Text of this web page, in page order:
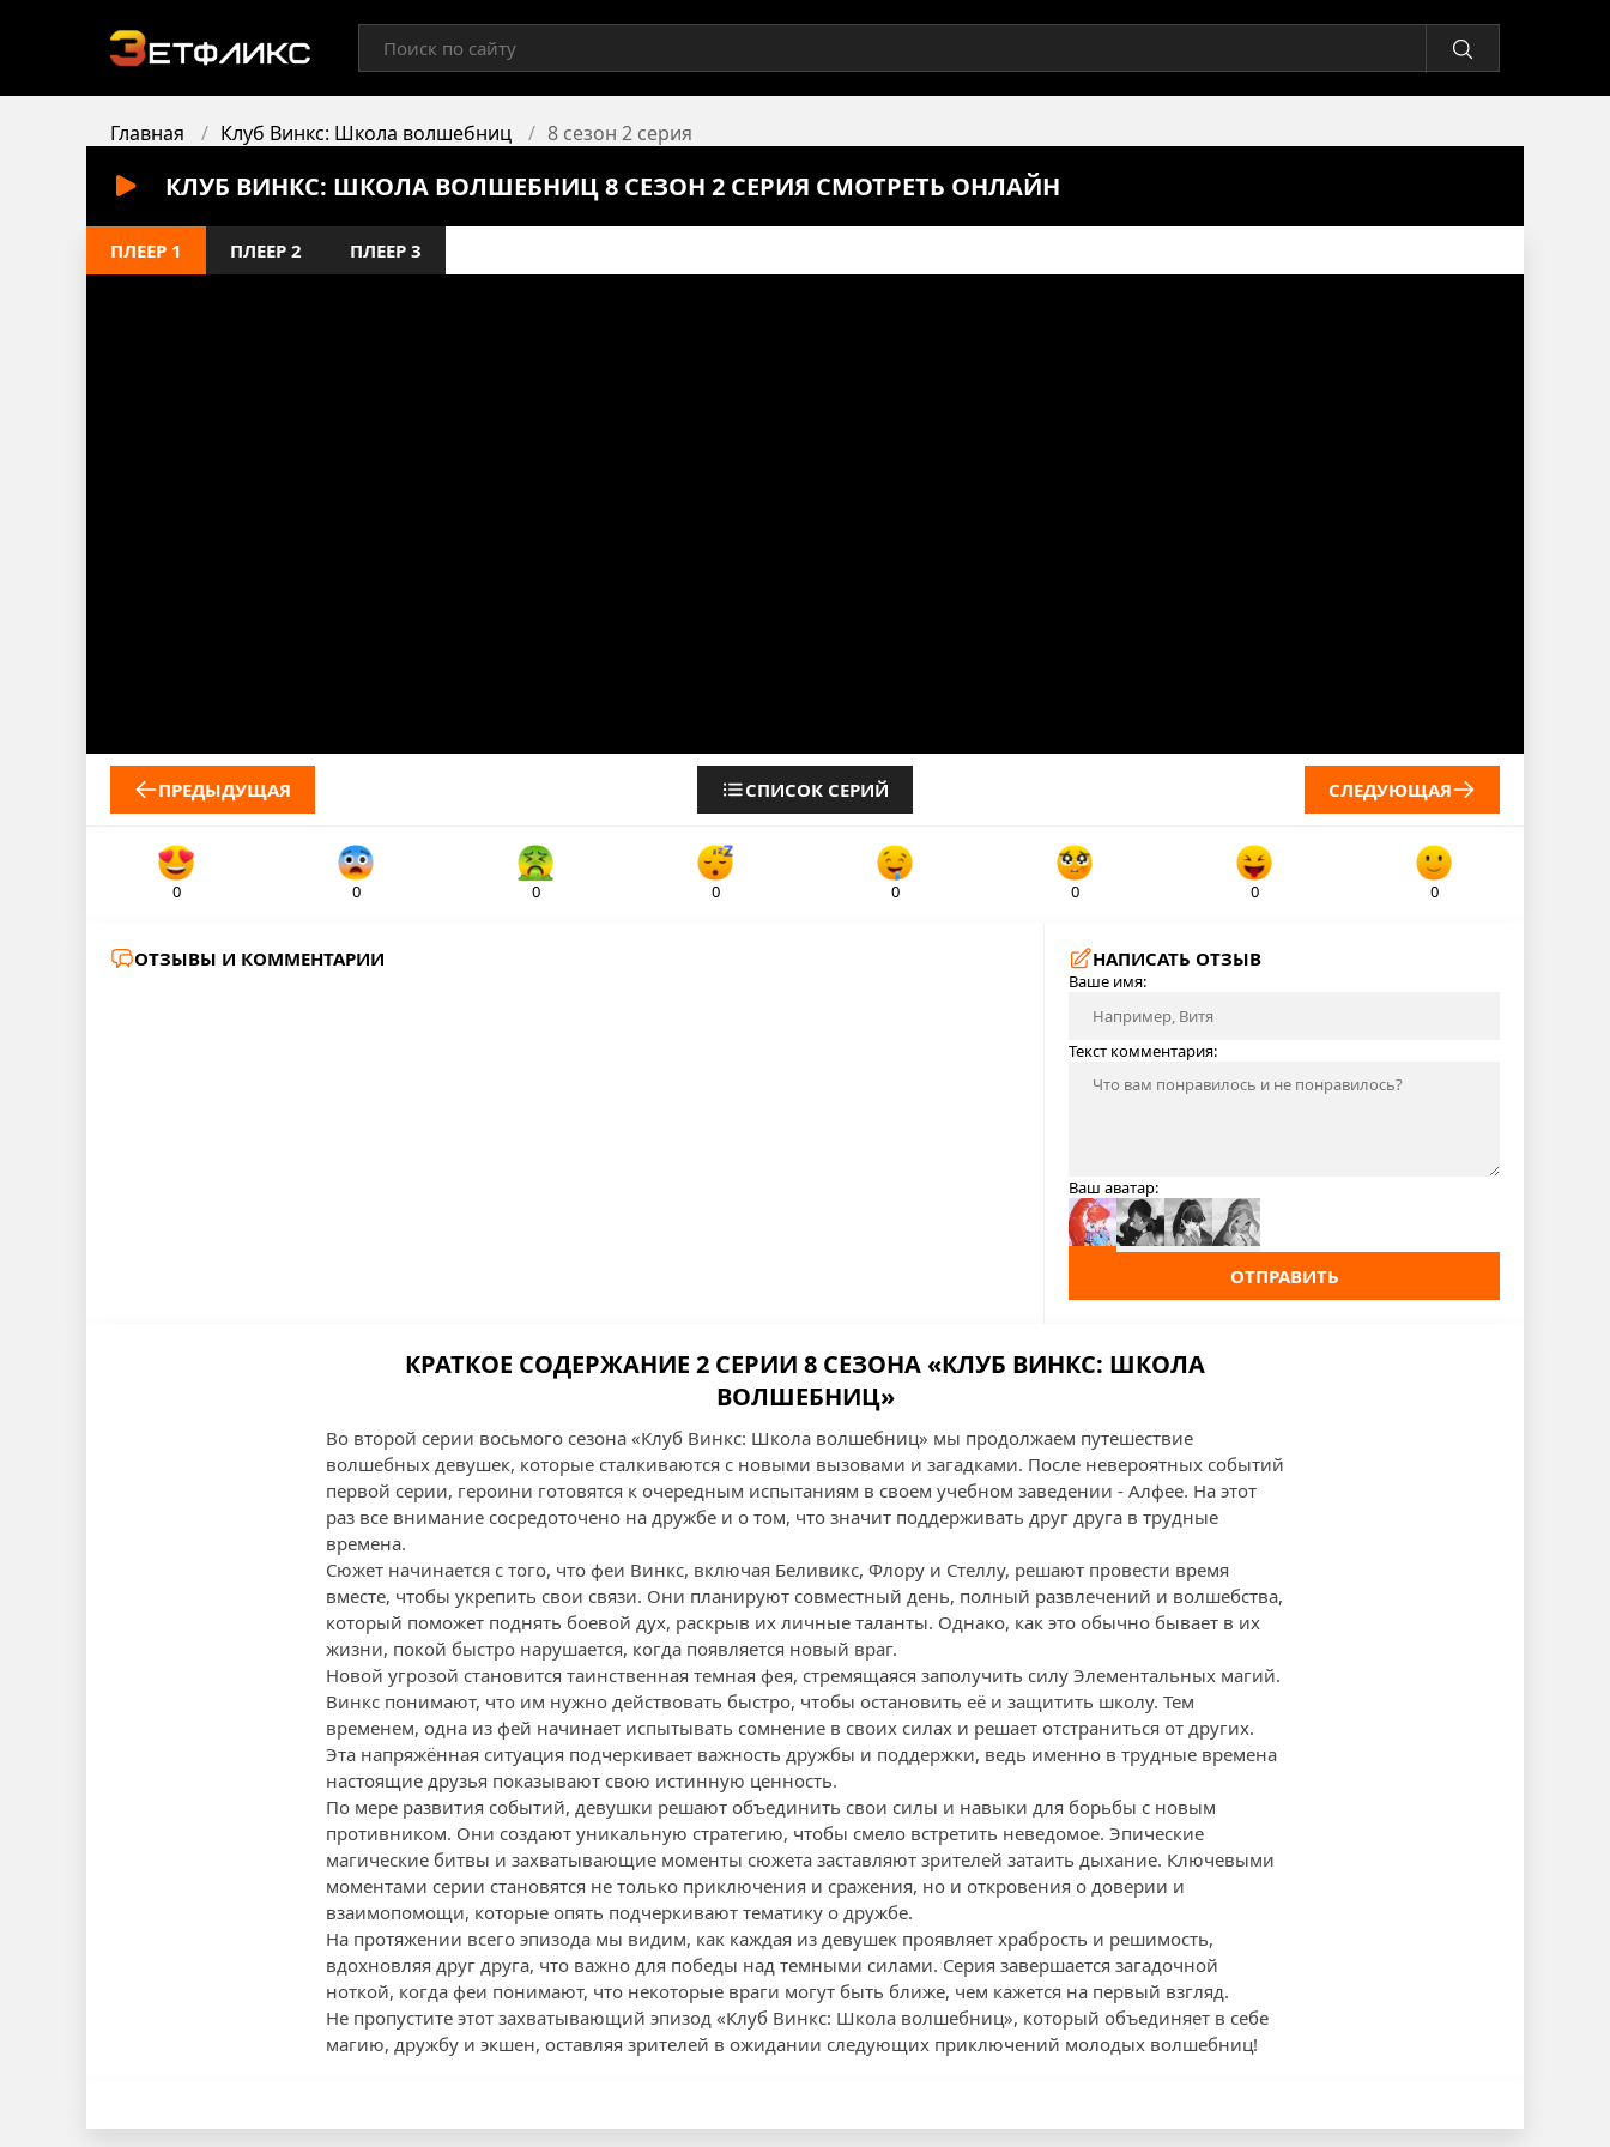
Главная Клуб Винкс: Школа волшебниц 8 сезон 2 серия
КЛУБ ВИНКС: ШКОЛА ВОЛШЕБНИЦ 8 СЕЗОН 2 СЕРИЯ СМОТРЕТЬ ОНЛАЙН
ПЛЕЕР 1 ПЛЕЕР 2 ПЛЕЕР 3
ПРЕДЫДУЩАЯ СПИСОК СЕРИЙ СЛЕДУЮЩАЯ
0 0 0 0 0 0 0 0
ОТЗЫВЫ И КОММЕНТАРИИ НАПИСАТЬ ОТЗЫВ
Ваше имя:
Текст комментария:
Ваш аватар:
ОТПРАВИТЬ
КРАТКОЕ СОДЕРЖАНИЕ 2 СЕРИИ 8 СЕЗОНА «КЛУБ ВИНКС: ШКОЛА
ВОЛШЕБНИЦ»
Во второй серии восьмого сезона «Клуб Винкс: Школа волшебниц» мы продолжаем путешествие
волшебных девушек, которые сталкиваются с новыми вызовами и загадками. После невероятных событий
первой серии, героини готовятся к очередным испытаниям в своем учебном заведении - Алфее. На этот
раз все внимание сосредоточено на дружбе и о том, что значит поддерживать друг друга в трудные
времена.
Сюжет начинается с того, что феи Винкс, включая Беливикс, Флору и Стеллу, решают провести время
вместе, чтобы укрепить свои связи. Они планируют совместный день, полный развлечений и волшебства,
который поможет поднять боевой дух, раскрыв их личные таланты. Однако, как это обычно бывает в их
жизни, покой быстро нарушается, когда появляется новый враг.
Новой угрозой становится таинственная темная фея, стремящаяся заполучить силу Элементальных магий.
Винкс понимают, что им нужно действовать быстро, чтобы остановить её и защитить школу. Тем
временем, одна из фей начинает испытывать сомнение в своих силах и решает отстраниться от других.
Эта напряжённая ситуация подчеркивает важность дружбы и поддержки, ведь именно в трудные времена
настоящие друзья показывают свою истинную ценность.
По мере развития событий, девушки решают объединить свои силы и навыки для борьбы с новым
противником. Они создают уникальную стратегию, чтобы смело встретить неведомое. Эпические
магические битвы и захватывающие моменты сюжета заставляют зрителей затаить дыхание. Ключевыми
моментами серии становятся не только приключения и сражения, но и откровения о доверии и
взаимопомощи, которые опять подчеркивают тематику о дружбе.
На протяжении всего эпизода мы видим, как каждая из девушек проявляет храбрость и решимость,
вдохновляя друг друга, что важно для победы над темными силами. Серия завершается загадочной
ноткой, когда феи понимают, что некоторые враги могут быть ближе, чем кажется на первый взгляд.
Не пропустите этот захватывающий эпизод «Клуб Винкс: Школа волшебниц», который объединяет в себе
магию, дружбу и экшен, оставляя зрителей в ожидании следующих приключений молодых волшебниц!